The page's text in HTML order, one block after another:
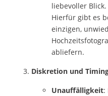
liebevoller Blick.
Hierfür gibt es
einzigen,
abliefern.
Diskretion und
Unauffälligkeit: